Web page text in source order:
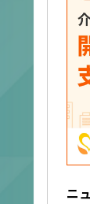
ニ